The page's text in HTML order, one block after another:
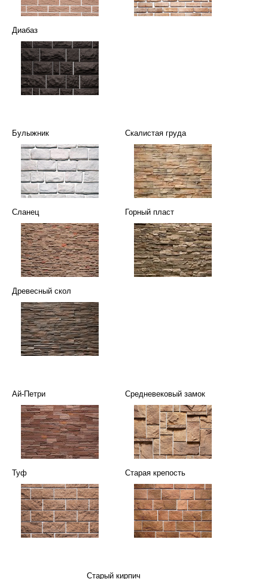
Диабаз
Булыжник Скалистая груда
Сланец Горный пласт
Древесный скол
Ай-Петри Средневековый замок
Туф Старая крепость
Старый кирпич